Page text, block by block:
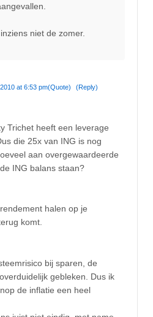
niet de zomer.
at 6:53 pm(Quote) (Reply)
Trichet heeft een leverage
die 25x van ING is nog
aan overgewaardeerde
ING balans staan?
halen op je
komt.
bij sparen, de
gebleken. Dus ik
de inflatie een heel